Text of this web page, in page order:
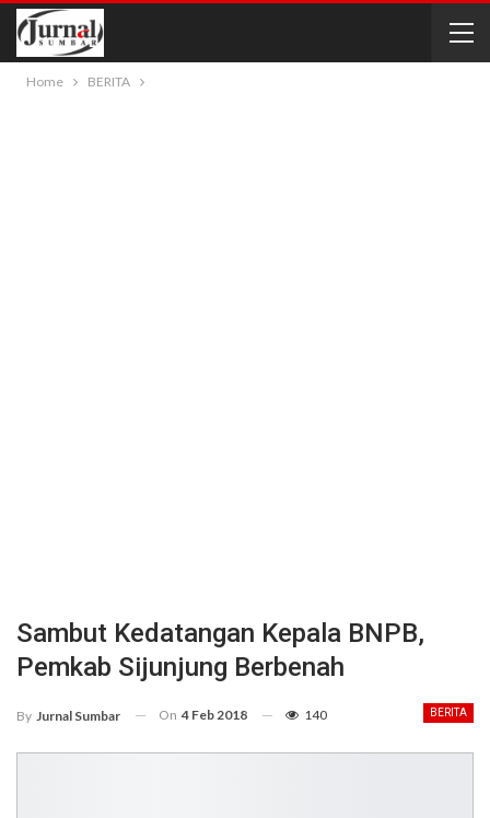
Home BERITA
Sambut Kedatangan Kepala BNPB,
Pemkab Sijunjung Berbenah
BERITA
By Jurnal Sumbar On 4 Feb 2018 140